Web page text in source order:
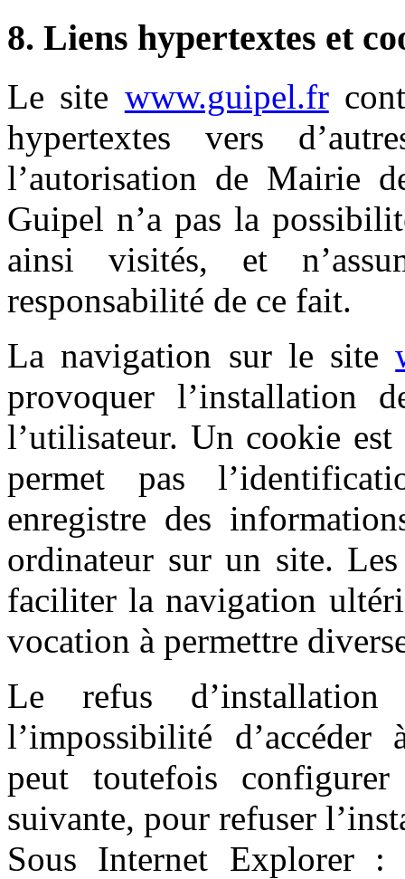
8. Liens hypertextes et
Le site www.guipel.fr
hypertextes vers
l’autorisation de Mairie
Guipel n’a pas la
ainsi visités, et
responsabilité de ce fait.
La navigation sur le site
provoquer l’installation
l’utilisateur. Un cookie
permet pas
enregistre des
ordinateur sur un site.
faciliter la navigation
vocation à permettre
Le refus
l’impossibilité d’accéder
peut toutefois
suivante, pour refuser
Sous Internet Explorer